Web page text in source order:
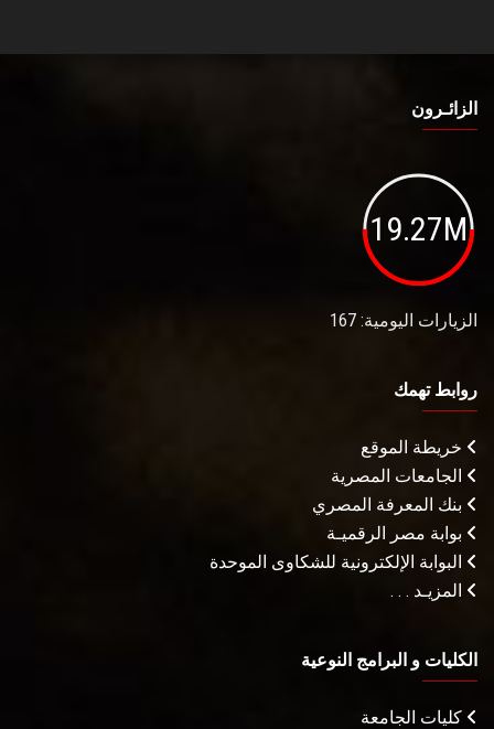
الزائـرون
19.27M
الزيارات اليومية: 167
روابط تهمك
خريطة الموقع
الجامعات المصرية
بنك المعرفة المصري
بوابة مصر الرقميـة
البوابة الإلكترونية للشكاوى الموحدة
المزيـد . . .
الكليات و البرامج النوعية
كليات الجامعة